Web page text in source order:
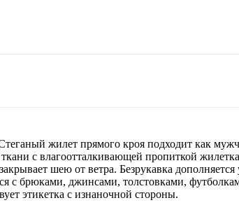
жилет прямого кроя подходит как
с влагоотталкивающей пропиткой
шею от ветра. Безрукавка
с брюками, джинсами, толстовками,
этикетка с изнаночной стороны.